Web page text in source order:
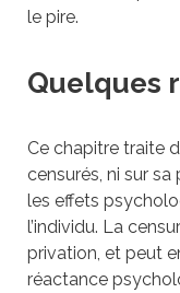
le pire.
Quelques
Ce chapitre traite
censurés, ni sur
les effets
l’individu. La
privation, et peut
réactance